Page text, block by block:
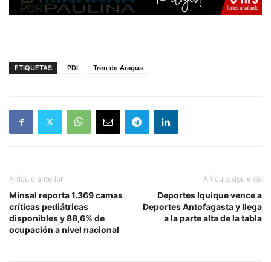
ETIQUETAS PDI Tren de Aragua
Artículo anterior
Minsal reporta 1.369 camas
críticas pediátricas
disponibles y 88,6% de
ocupación a nivel nacional
Artículo siguiente
Deportes Iquique vence a
Deportes Antofagasta y llega
a la parte alta de la tabla